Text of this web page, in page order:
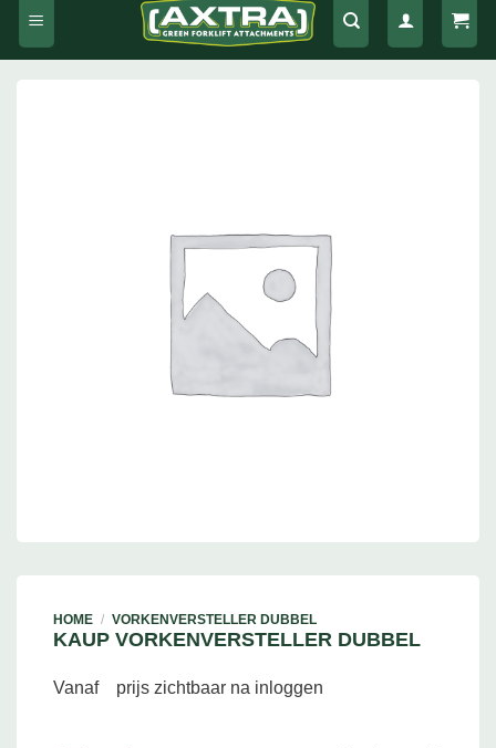
HOME / VORKENVERSTELLER DUBBEL
KAUP VORKENVERSTELLER DUBBEL
Vanaf prijs zichtbaar na inloggen